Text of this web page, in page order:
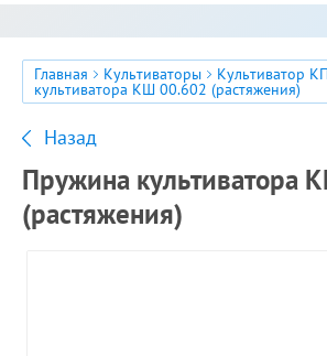
Главная Культиваторы Культиватор
культиватора КШ 00.602 (растяжения)
Назад
Пружина культиватора
(растяжения)